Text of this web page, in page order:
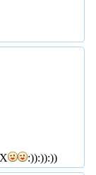
:)):)):))